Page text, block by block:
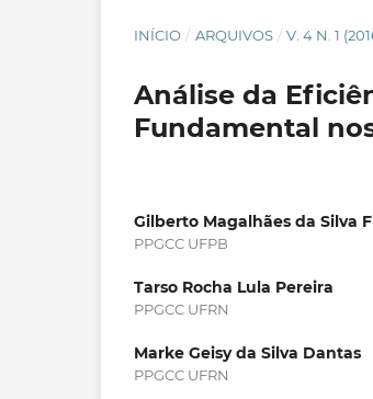
INÍCIO / ARQUIVOS / V. 4 N. 1
Análise da
Fundamental
Gilberto Magalhães da Silva
PPGCC UFPB
Tarso Rocha Lula Pereira
PPGCC UFRN
Marke Geisy da Silva Dantas
PPGCC UFRN